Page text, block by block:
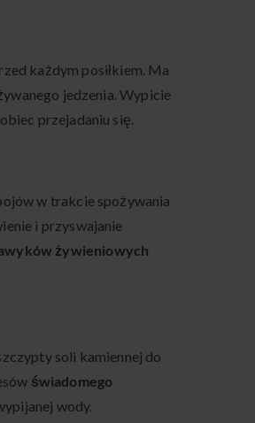
każdym posiłkiem. Ma
jedzenia. Wypicie
przejadaniu się.
w trakcie spożywania
i przyswajanie
żywieniowych
soli kamiennej do
świadomego
wody.